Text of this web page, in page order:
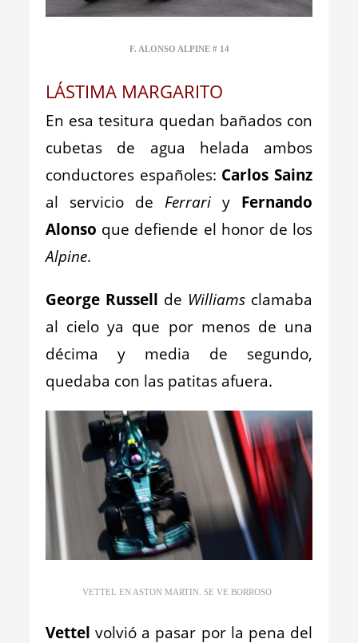
F. ALONSO ALPINE # 14
LÁSTIMA MARGARITO
En esa tesitura quedan bañados con
cubetas de agua helada ambos
conductores españoles: Carlos Sainz
al servicio de Ferrari y Fernando
Alonso que defiende el honor de los
Alpine.
George Russell de Williams clamaba
al cielo ya que por menos de una
décima y media de segundo,
quedaba con las patitas afuera.
VETTEL EN ASTON MARTIN. SE VE BORROSO
Vettel volvió a pasar por la pena del